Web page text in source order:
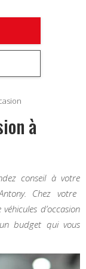
à
conseil à votre
Chez votre
d’occasion
budget qui vous